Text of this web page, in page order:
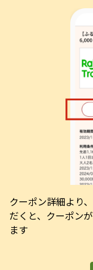
クーポン詳細より
だくと、クーポン
ます